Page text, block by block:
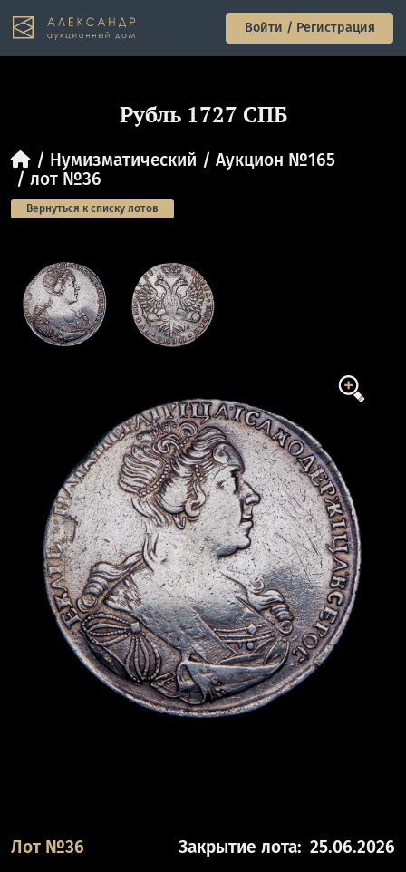
Войти / Регистрация
Рубль 1727 СПБ
Нумизматический
Аукцион №165
лот №36
Вернуться к списку лотов
Лот №36 Закрытие лота: 25.06.2026